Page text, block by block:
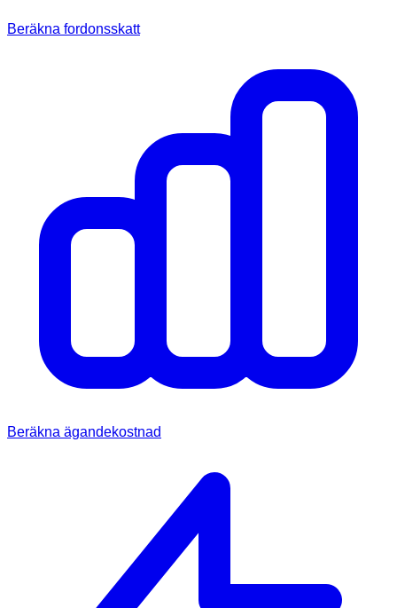
Beräkna fordonsskatt
Beräkna ägandekostnad